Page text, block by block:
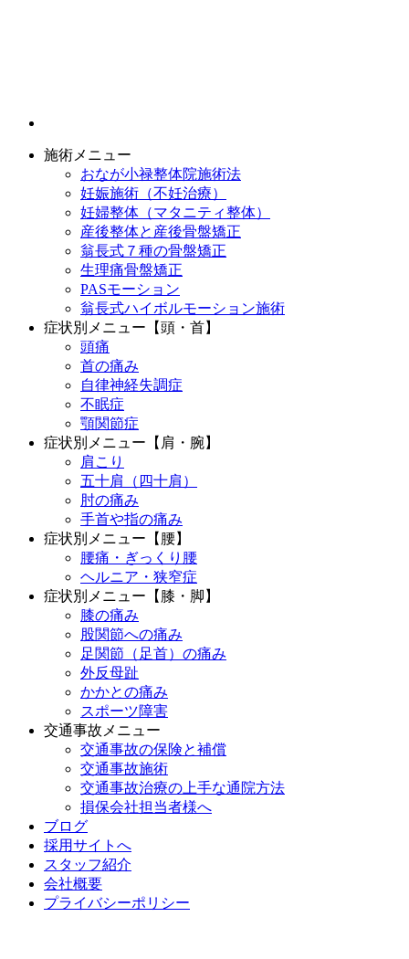
施術メニュー
おなが小禄整体院施術法
妊娠施術（不妊治療）
妊婦整体（マタニティ整体）
産後整体と産後骨盤矯正
翁長式７種の骨盤矯正
生理痛骨盤矯正
PASモーション
翁長式ハイボルモーション施術
症状別メニュー【頭・首】
頭痛
首の痛み
自律神経失調症
不眠症
顎関節症
症状別メニュー【肩・腕】
肩こり
五十肩（四十肩）
肘の痛み
手首や指の痛み
症状別メニュー【腰】
腰痛・ぎっくり腰
ヘルニア・狭窄症
症状別メニュー【膝・脚】
膝の痛み
股関節への痛み
足関節（足首）の痛み
外反母趾
かかとの痛み
スポーツ障害
交通事故メニュー
交通事故の保険と補償
交通事故施術
交通事故治療の上手な通院方法
損保会社担当者様へ
ブログ
採用サイトへ
スタッフ紹介
会社概要
プライバシーポリシー